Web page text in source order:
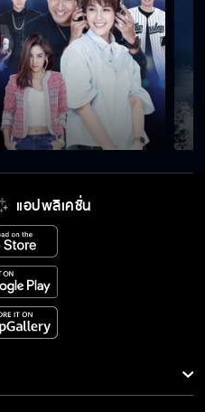
ช่วยคุณเอง
กินไปหรือเปล่า
แอปพลิเคชั่น